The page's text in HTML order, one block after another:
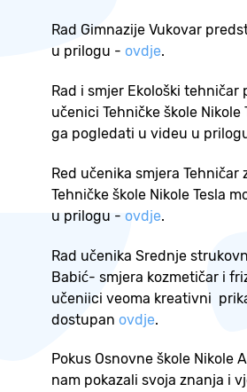
Rad Gimnazije Vukovar
u prilogu - ovdje.
Rad i smjer Ekološki tehničar
učenici Tehničke škole Nikole
ga pogledati u videu u
Red učenika smjera Tehničar
Tehničke škole Nikole Tesla
u prilogu - ovdje.
Rad učenika Srednje
Babić- smjera kozmetičar i
učeniici veoma kreativni
dostupan ovdje.
Pokus Osnovne škole Nikole
nam pokazali svoja znanja i